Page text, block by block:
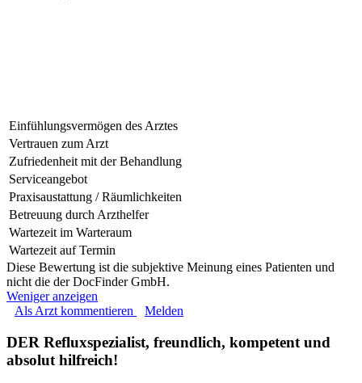
Einfühlungsvermögen des Arztes
Vertrauen zum Arzt
Zufriedenheit mit der Behandlung
Serviceangebot
Praxisaustattung / Räumlichkeiten
Betreuung durch Arzthelfer
Wartezeit im Warteraum
Wartezeit auf Termin
Diese Bewertung ist die subjektive Meinung eines Patienten und
nicht die der DocFinder GmbH.
Weniger anzeigen
Als Arzt kommentieren
Melden
DER Refluxspezialist, freundlich, kompetent und
absolut hilfreich!